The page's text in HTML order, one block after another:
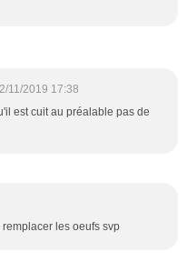
11/2019 17:38
est cuit au préalable pas de
les oeufs svp